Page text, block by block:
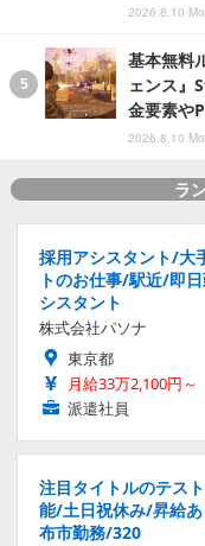
2026.8.10
基本無料
ェンス』
金要素や
2026.8.10
ラ
採用アシスタント/大
トのお仕事/駅近/即
シスタント
株式会社パソナ
東京都
月給33万2,100円～
派遣社員
注目タイトルのテス
能/土日祝休み/昇給
布市勤務/320